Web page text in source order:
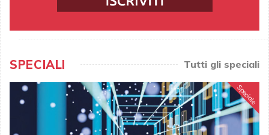
SPECIALI Tutti gli speciali
Speciale